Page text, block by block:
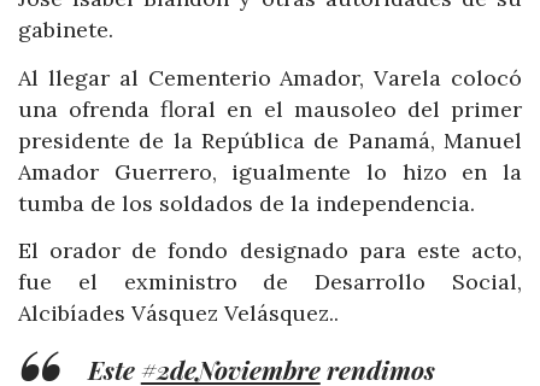
gabinete.
Al llegar al Cementerio Amador, Varela colocó
una ofrenda floral en el mausoleo del primer
presidente de la República de Panamá, Manuel
Amador Guerrero, igualmente lo hizo en la
tumba de los soldados de la independencia.
El orador de fondo designado para este acto,
fue el exministro de Desarrollo Social,
Alcibíades Vásquez Velásquez..
Este#2deNoviembrerendimos